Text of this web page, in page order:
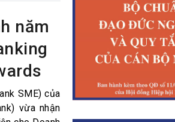
năm
SME) của
vừa nhận